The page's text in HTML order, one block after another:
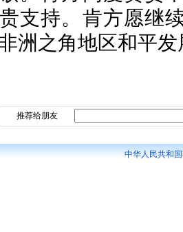
支持。肯方愿继
洲之角地区和平发
推荐给朋友
中华人民共和